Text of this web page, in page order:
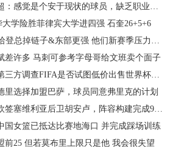
感觉是个安于现状的球员，缺乏职业规划
学险胜菲律宾大学进四强 石奎26+5+6
总掉链子&东部更强 他们新赛季压力巨大
差许多 马刺可参考字母哥给文班卖个面子
方调查FIFA是否试图低价出售世界杯股份
里选择加盟巴萨，球员同意弗里克的计划
塞维利亚后卫胡安卢，阵容构建完成95%
国女篮已抵达比赛地海口 并完成踩场训练
前25 但若莫布里上限只是他 我会很失望